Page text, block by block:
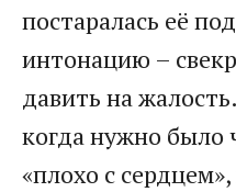
постаралась её
интонацию –
давить на
когда нужно было
«плохо с